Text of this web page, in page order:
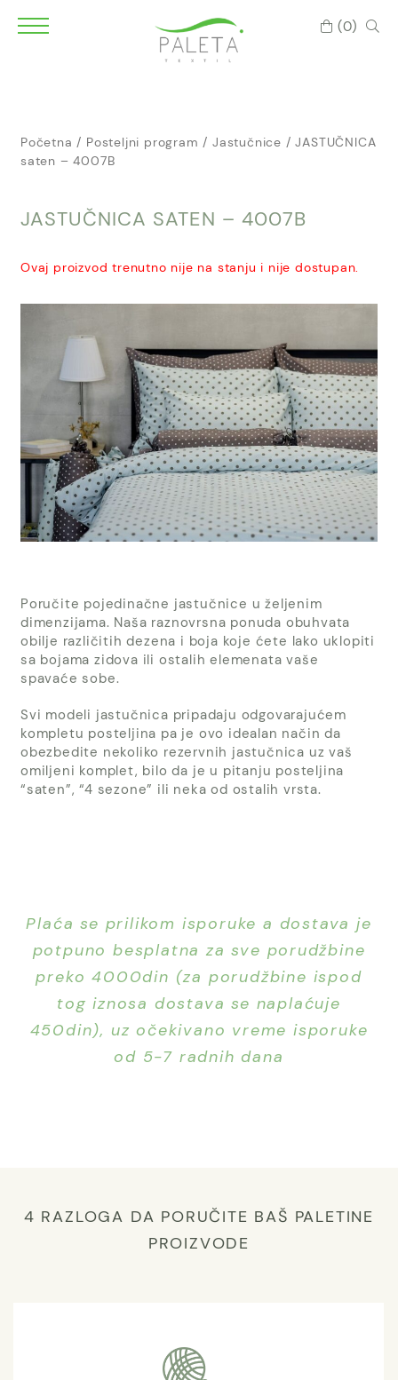
(0)
Početna / Posteljni program /Jastučnice / JASTUČNICA
saten – 4007B
JASTUČNICA SATEN – 4007B
Ovaj proizvod trenutno nije na stanju i nije dostupan.
Poručite pojedinačne jastučnice u željenim
dimenzijama. Naša raznovrsna ponuda obuhvata
obilje različitih dezena i boja koje ćete lako uklopiti
sa bojama zidova ili ostalih elemenata vaše
spavaće sobe.
Svi modeli jastučnica pripadaju odgovarajućem
kompletu posteljina pa je ovo idealan način da
obezbedite nekoliko rezervnih jastučnica uz vaš
omiljeni komplet, bilo da je u pitanju posteljina
“saten”, “4 sezone” ili neka od ostalih vrsta.
Plaća se prilikom isporuke a dostava je
potpuno besplatna za sve porudžbine
preko 4000din (za porudžbine ispod
tog iznosa dostava se naplaćuje
450din), uz očekivano vreme isporuke
od 5-7 radnih dana
4 RAZLOGA DA PORUČITE BAŠ PALETINE
PROIZVODE